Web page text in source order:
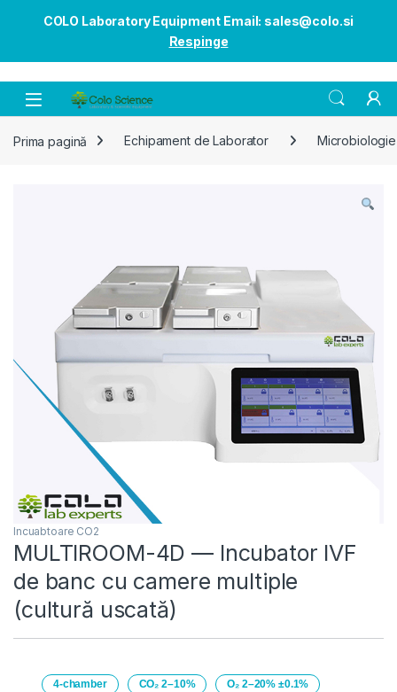
COLO Laboratory Equipment Email: sales@colo.si
Respinge
Open
Prima pagină Echipament de Laborator Microbiologie
Incuabtoare CO2
MULTIROOM-4D — Incubator IVF
de banc cu camere multiple
(cultură uscată)
4-chamber CO₂ 2–10% O₂ 2–20% ±0.1%